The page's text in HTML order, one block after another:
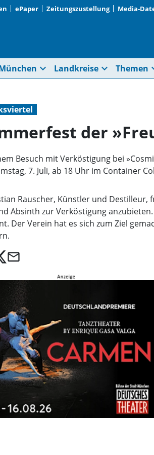
ePaper Zeitungszustellung Media-
expand_more Landkreise expand_more Themen
der
Besuch mit Verköstigung bei
7. Juli, ab 18 Uhr im Container
Rauscher, Künstler und Destilleur,
Absinth zur Verköstigung
Der Verein hat es sich zum Ziel
email